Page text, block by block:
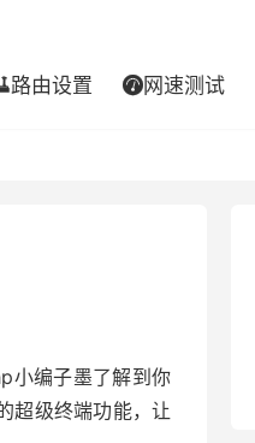
路由设置 网速测试
小编子墨了解到你
超级终端功能，让